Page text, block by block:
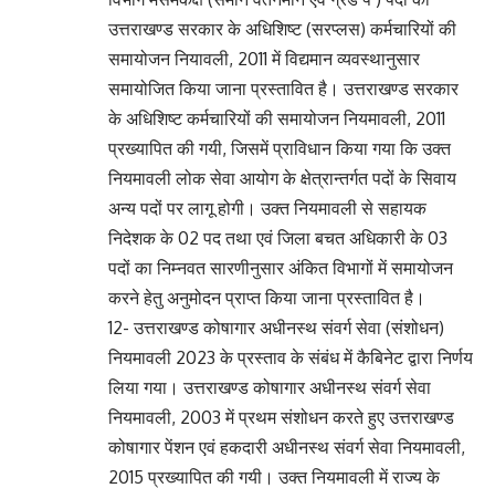
उत्तराखण्ड सरकार के अधिशिष्ट (सरप्लस) कर्मचारियों की
समायोजन नियावली, 2011 में विद्यमान व्यवस्थानुसार
समायोजित किया जाना प्रस्तावित है। उत्तराखण्ड सरकार
के अधिशिष्ट कर्मचारियों की समायोजन नियमावली, 2011
प्रख्यापित की गयी, जिसमें प्राविधान किया गया कि उक्त
नियमावली लोक सेवा आयोग के क्षेत्रान्तर्गत पदों के सिवाय
अन्य पदों पर लागू होगी। उक्त नियमावली से सहायक
निदेशक के 02 पद तथा एवं जिला बचत अधिकारी के 03
पदों का निम्नवत सारणीनुसार अंकित विभागों में समायोजन
करने हेतु अनुमोदन प्राप्त किया जाना प्रस्तावित है।
12- उत्तराखण्ड कोषागार अधीनस्थ संवर्ग सेवा (संशोधन)
नियमावली 2023 के प्रस्ताव के संबंध में कैबिनेट द्वारा निर्णय
लिया गया। उत्तराखण्ड कोषागार अधीनस्थ संवर्ग सेवा
नियमावली, 2003 में प्रथम संशोधन करते हुए उत्तराखण्ड
कोषागार पेंशन एवं हकदारी अधीनस्थ संवर्ग सेवा नियमावली,
2015 प्रख्यापित की गयी। उक्त नियमावली में राज्य के